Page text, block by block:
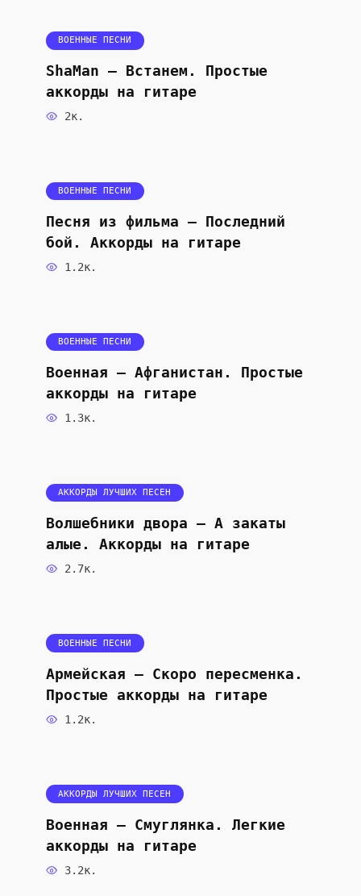
ВОЕННЫЕ ПЕСНИ
ShaMan — Встанем. Простые
аккорды на гитаре
2к.
ВОЕННЫЕ ПЕСНИ
Песня из фильма — Последний
бой. Аккорды на гитаре
1.2к.
ВОЕННЫЕ ПЕСНИ
Военная — Афганистан. Простые
аккорды на гитаре
1.3к.
АККОРДЫ ЛУЧШИХ ПЕСЕН
Волшебники двора — А закаты
алые. Аккорды на гитаре
2.7к.
ВОЕННЫЕ ПЕСНИ
Армейская — Скоро пересменка.
Простые аккорды на гитаре
1.2к.
АККОРДЫ ЛУЧШИХ ПЕСЕН
Военная — Смуглянка. Легкие
аккорды на гитаре
3.2к.